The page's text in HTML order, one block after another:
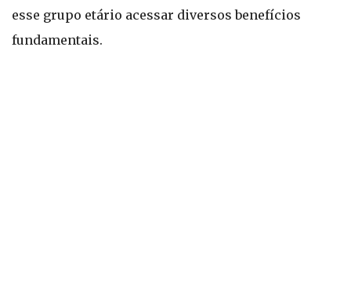
esse grupo etário acessar diversos benefícios
fundamentais.